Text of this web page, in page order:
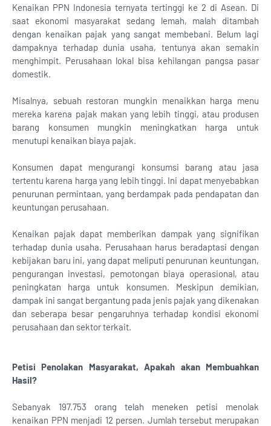
Kenaikan PPN Indonesia ternyata tertinggi ke 2 di Asean. Di
saat ekonomi masyarakat sedang lemah, malah ditambah
dengan kenaikan pajak yang sangat membebani. Belum lagi
dampaknya terhadap dunia usaha, tentunya akan semakin
menghimpit. Perusahaan lokal bisa kehilangan pangsa pasar
domestik.
Misalnya, sebuah restoran mungkin menaikkan harga menu
mereka karena pajak makan yang lebih tinggi, atau produsen
barang konsumen mungkin meningkatkan harga untuk
menutupi kenaikan biaya pajak.
Konsumen dapat mengurangi konsumsi barang atau jasa
tertentu karena harga yang lebih tinggi. Ini dapat menyebabkan
penurunan permintaan, yang berdampak pada pendapatan dan
keuntungan perusahaan.
Kenaikan pajak dapat memberikan dampak yang signifikan
terhadap dunia usaha. Perusahaan harus beradaptasi dengan
kebijakan baru ini, yang dapat meliputi penurunan keuntungan,
pengurangan investasi, pemotongan biaya operasional, atau
peningkatan harga untuk konsumen. Meskipun demikian,
dampak ini sangat bergantung pada jenis pajak yang dikenakan
dan seberapa besar pengaruhnya terhadap kondisi ekonomi
perusahaan dan sektor terkait.
Petisi Penolakan Masyarakat, Apakah akan Membuahkan
Hasil?
Sebanyak 197.753 orang telah meneken petisi menolak
kenaikan PPN menjadi 12 persen. Jumlah tersebut merupakan